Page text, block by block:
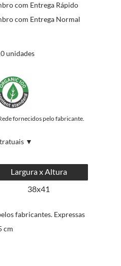
com Entrega Rápido
com Entrega Normal
unidades
fornecidos pelo fabricante.
▼
Largura x Altura
38x41
fabricantes. Expressas
cm